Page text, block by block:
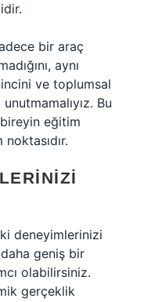
bir araç
aynı
ve toplumsal
Bu
eğitim
deneyimlerinizi
geniş bir
olabilirsiniz.
gerçeklik